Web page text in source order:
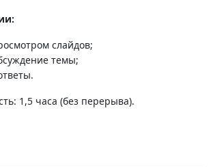
слайдов;
темы;
1,5 часа (без перерыва).